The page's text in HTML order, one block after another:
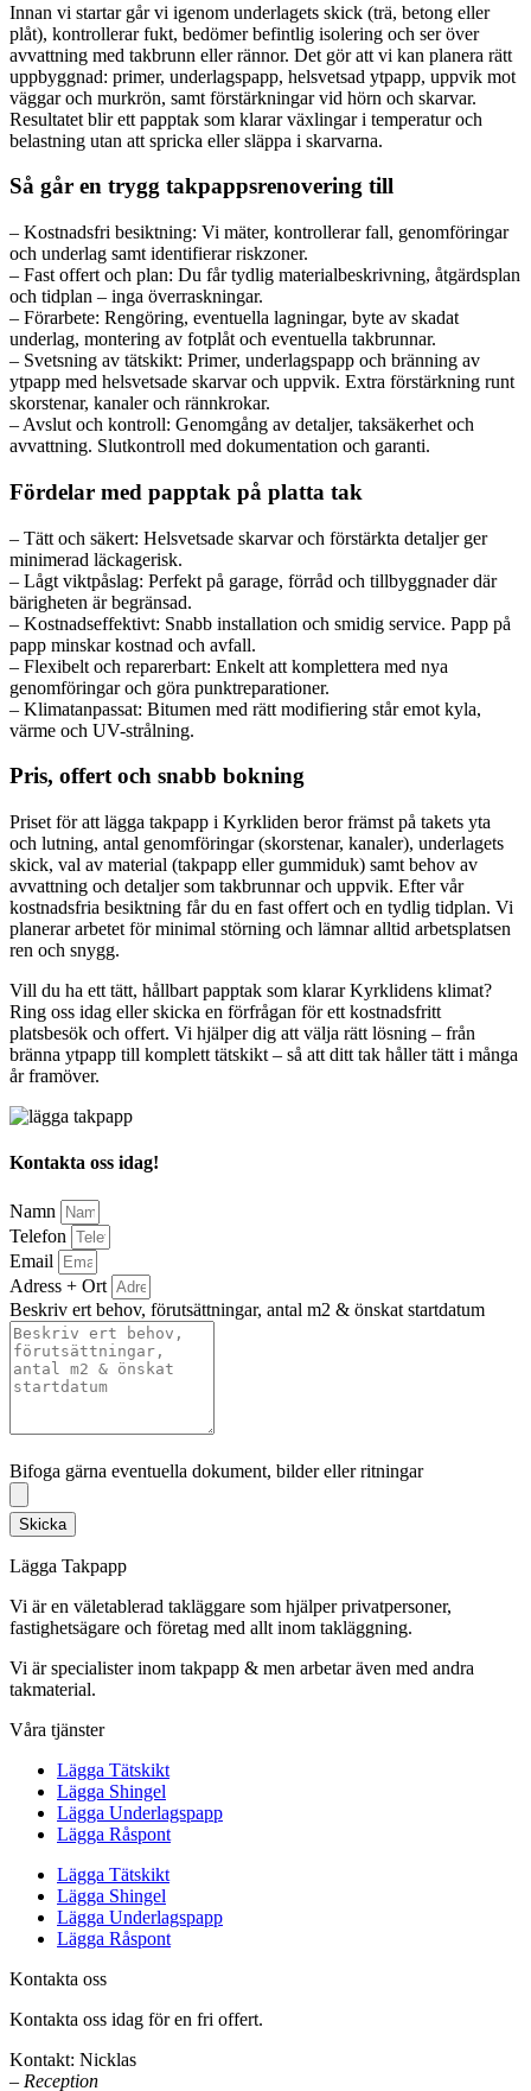
Innan vi startar går vi igenom underlagets skick (trä, betong eller
plåt), kontrollerar fukt, bedömer befintlig isolering och ser över
avvattning med takbrunn eller rännor. Det gör att vi kan planera rätt
uppbyggnad: primer, underlagspapp, helsvetsad ytpapp, uppvik mot
väggar och murkrön, samt förstärkningar vid hörn och skarvar.
Resultatet blir ett papptak som klarar växlingar i temperatur och
belastning utan att spricka eller släppa i skarvarna.
Så går en trygg takpappsrenovering till
– Kostnadsfri besiktning: Vi mäter, kontrollerar fall, genomföringar
och underlag samt identifierar riskzoner.
– Fast offert och plan: Du får tydlig materialbeskrivning, åtgärdsplan
och tidplan – inga överraskningar.
– Förarbete: Rengöring, eventuella lagningar, byte av skadat
underlag, montering av fotplåt och eventuella takbrunnar.
– Svetsning av tätskikt: Primer, underlagspapp och bränning av
ytpapp med helsvetsade skarvar och uppvik. Extra förstärkning runt
skorstenar, kanaler och rännkrokar.
– Avslut och kontroll: Genomgång av detaljer, taksäkerhet och
avvattning. Slutkontroll med dokumentation och garanti.
Fördelar med papptak på platta tak
– Tätt och säkert: Helsvetsade skarvar och förstärkta detaljer ger
minimerad läckagerisk.
– Lågt viktpåslag: Perfekt på garage, förråd och tillbyggnader där
bärigheten är begränsad.
– Kostnadseffektivt: Snabb installation och smidig service. Papp på
papp minskar kostnad och avfall.
– Flexibelt och reparerbart: Enkelt att komplettera med nya
genomföringar och göra punktreparationer.
– Klimatanpassat: Bitumen med rätt modifiering står emot kyla,
värme och UV-strålning.
Pris, offert och snabb bokning
Priset för att lägga takpapp i Kyrkliden beror främst på takets yta
och lutning, antal genomföringar (skorstenar, kanaler), underlagets
skick, val av material (takpapp eller gummiduk) samt behov av
avvattning och detaljer som takbrunnar och uppvik. Efter vår
kostnadsfria besiktning får du en fast offert och en tydlig tidplan. Vi
planerar arbetet för minimal störning och lämnar alltid arbetsplatsen
ren och snygg.
Vill du ha ett tätt, hållbart papptak som klarar Kyrklidens klimat?
Ring oss idag eller skicka en förfrågan för ett kostnadsfritt
platsbesök och offert. Vi hjälper dig att välja rätt lösning – från
bränna ytpapp till komplett tätskikt – så att ditt tak håller tätt i många
år framöver.
Kontakta oss idag!
Namn
Telefon
Email
Adress + Ort
Beskriv ert behov, förutsättningar, antal m2 & önskat startdatum
Bifoga gärna eventuella dokument, bilder eller ritningar
Skicka
Lägga Takpapp
Vi är en väletablerad takläggare som hjälper privatpersoner,
fastighetsägare och företag med allt inom takläggning.
Vi är specialister inom takpapp & men arbetar även med andra
takmaterial.
Våra tjänster
Lägga Tätskikt
Lägga Shingel
Lägga Underlagspapp
Lägga Råspont
Lägga Tätskikt
Lägga Shingel
Lägga Underlagspapp
Lägga Råspont
Kontakta oss
Kontakta oss idag för en fri offert.
Kontakt: Nicklas
– Reception